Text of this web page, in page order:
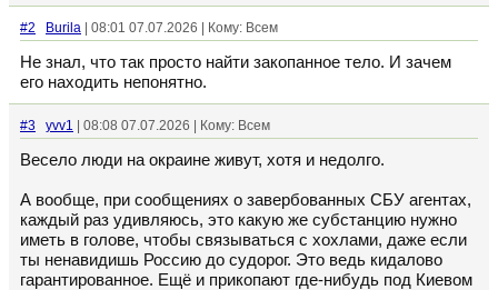
#2 Burila | 08:01 07.07.2026 | Кому: Всем
Не знал, что так просто найти закопанное тело. И зачем
его находить непонятно.
#3 yvv1 | 08:08 07.07.2026 | Кому: Всем
Весело люди на окраине живут, хотя и недолго.
А вообще, при сообщениях о завербованных СБУ агентах,
каждый раз удивляюсь, это какую же субстанцию нужно
иметь в голове, чтобы связываться с хохлами, даже если
ты ненавидишь Россию до судорог. Это ведь кидалово
гарантированное. Ещё и прикопают где-нибудь под Киевом